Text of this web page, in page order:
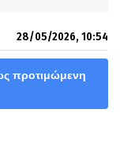
28/05/2026, 10:54
προτιμώμενη